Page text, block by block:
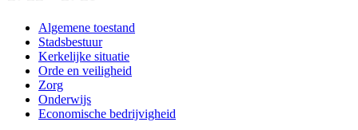
Algemene toestand
Stadsbestuur
Kerkelijke situatie
Orde en veiligheid
Zorg
Onderwijs
Economische bedrijvigheid